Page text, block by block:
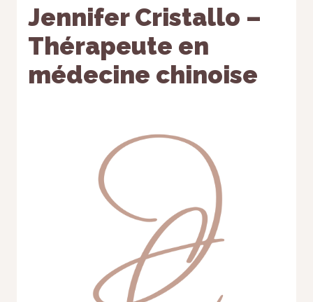
Jennifer Cristallo –
Thérapeute en
médecine chinoise